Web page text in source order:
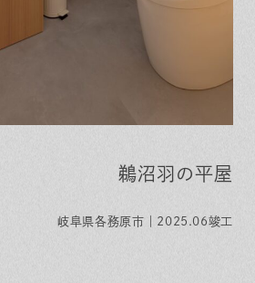
鵜沼羽の平屋
岐阜県各務原市｜2025.06竣工